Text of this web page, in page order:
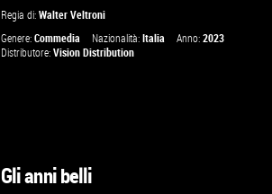
Regia di:Walter Veltroni
Genere:Commedia Nazionalità:Italia Anno:2023
Distributore:Vision Distribution
Gli anni belli